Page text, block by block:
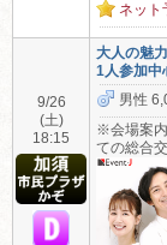
ネット
9/26
(土)
18:15
大人の魅
1人参加中
男性
※会場案
ての総合